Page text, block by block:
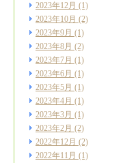
2023年12月 (1)
2023年10月 (2)
2023年9月 (1)
2023年8月 (2)
2023年7月 (1)
2023年6月 (1)
2023年5月 (1)
2023年4月 (1)
2023年3月 (1)
2023年2月 (2)
2022年12月 (2)
2022年11月 (1)